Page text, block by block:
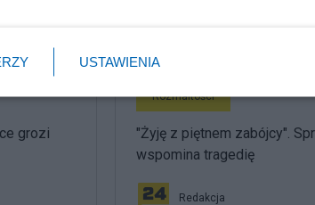
grozi
Rozmaitości
"Żyję z piętnem zabójcy".
wspomina tragedię
Redakcja
USTAWIENIA